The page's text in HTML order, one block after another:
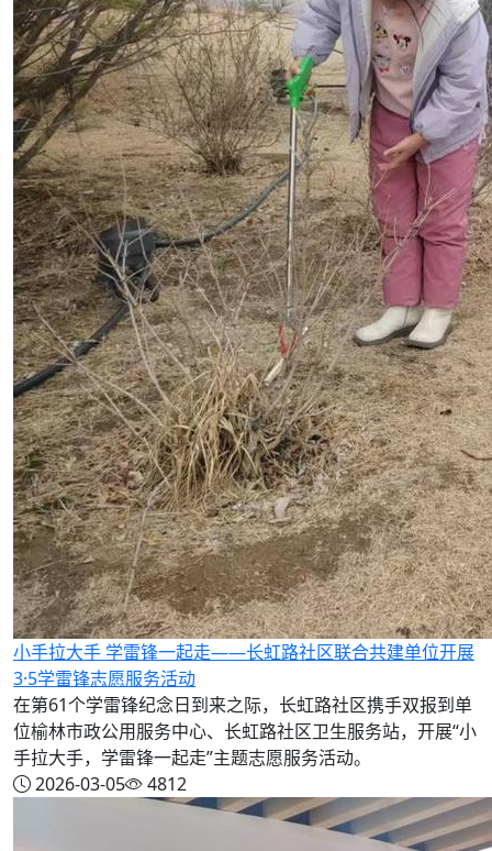
小手拉大手 学雷锋一起走——长虹路社区联合共建单位开展
3·5学雷锋志愿服务活动
在第61个学雷锋纪念日到来之际，长虹路社区携手双报到单
位榆林市政公用服务中心、长虹路社区卫生服务站，开展“小
手拉大手，学雷锋一起走”主题志愿服务活动。
2026-03-05
4812